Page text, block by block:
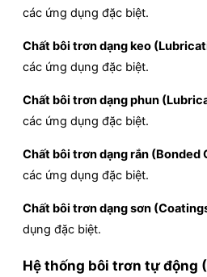
các ứng dụng đặc biệt.
Chất bôi trơn dạng keo
các ứng dụng đặc biệt.
Chất bôi trơn dạng phun
các ứng dụng đặc biệt.
Chất bôi trơn dạng rắn (Bonded
các ứng dụng đặc biệt.
Chất bôi trơn dạng sơn
dụng đặc biệt.
Hệ thống bôi trơn tự động